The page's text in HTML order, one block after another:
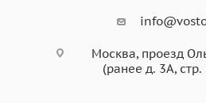
Москва, проезд
(ранее д. 3А,